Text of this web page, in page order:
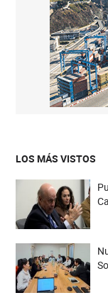
LOS MÁS VISTOS